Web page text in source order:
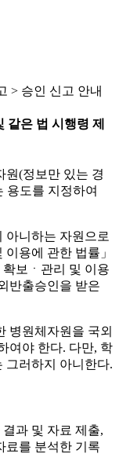
> 승인 신고 안내
같은 법 시행령 제
원(정보만 있는 경
용도를 지정하여
아니하는 자원으로
용에 관한 법률」
보ㆍ관리 및 이용
반출승인을 받은
병원체자원을 국외
여야 한다. 다만, 학
그러하지 아니한다.
과 및 자료 제출,
료를 분석한 기록